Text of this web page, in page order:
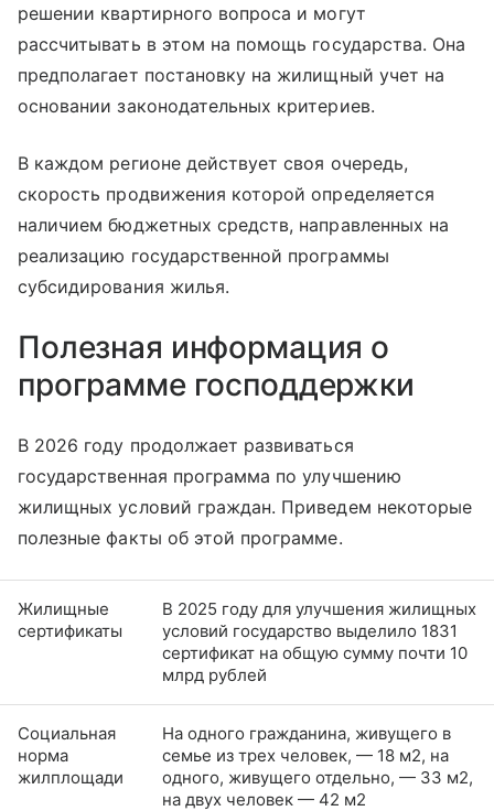
решении квартирного вопроса и могут
рассчитывать в этом на помощь государства. Она
предполагает постановку на жилищный учет на
основании законодательных критериев.
В каждом регионе действует своя очередь,
скорость продвижения которой определяется
наличием бюджетных средств, направленных на
реализацию государственной программы
субсидирования жилья.
Полезная информация о
программе господдержки
В 2026 году продолжает развиваться
государственная программа по улучшению
жилищных условий граждан. Приведем некоторые
полезные факты об этой программе.
Жилищные
сертификаты
В 2025 году для улучшения жилищных
условий государство выделило 1831
сертификат на общую сумму почти 10
млрд рублей
Социальная
норма
жилплощади
На одного гражданина, живущего в
семье из трех человек, — 18 м2, на
одного, живущего отдельно, — 33 м2,
на двух человек — 42 м2